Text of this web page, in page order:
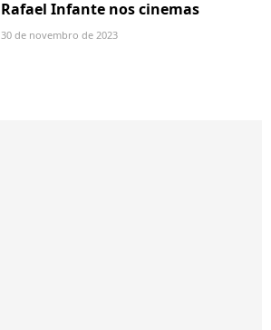
Rafael Infante nos cinemas
30 de novembro de 2023